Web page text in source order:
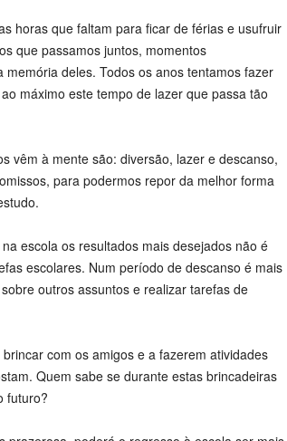
horas que faltam para ficar de férias e usufruir
que passamos juntos, momentos
deles. Todos os anos tentamos fazer
máximo este tempo de lazer que passa tão
vêm à mente são: diversão, lazer e descanso,
para podermos repor da melhor forma
escola os resultados mais desejados não é
escolares. Num período de descanso é mais
outros assuntos e realizar tarefas de
com os amigos e a fazerem atividades
Quem sabe se durante estas brincadeiras
futuro?